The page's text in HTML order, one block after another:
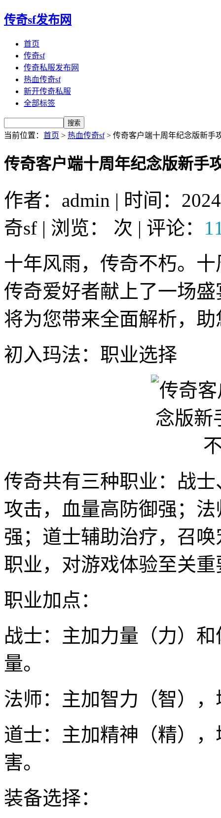
传奇sf发布网
首页
传奇sf
传奇私服发布网
热血传奇sf
新开传奇私服
全部标签
当前位置： 首页 > 热血传奇sf> 传奇客户端十周年纪念版新手
传奇客户端十周年纪念版新手
作者：admin | 时间：
奇sf | 浏览：
次 | 评论：
十年风雨，传奇不朽。
传奇爱好者献上了一场
将为您带来全面解析，
初入玛法：职业选择
传奇共有三种职业：战
攻击，血量高防御强；
强；道士辅助治疗，召
职业，对游戏体验至关重
职业加点：
战士：主加力量（力）
量。
法师：主加智力（智）
道士：主加精神（精）
害。
装备选择：